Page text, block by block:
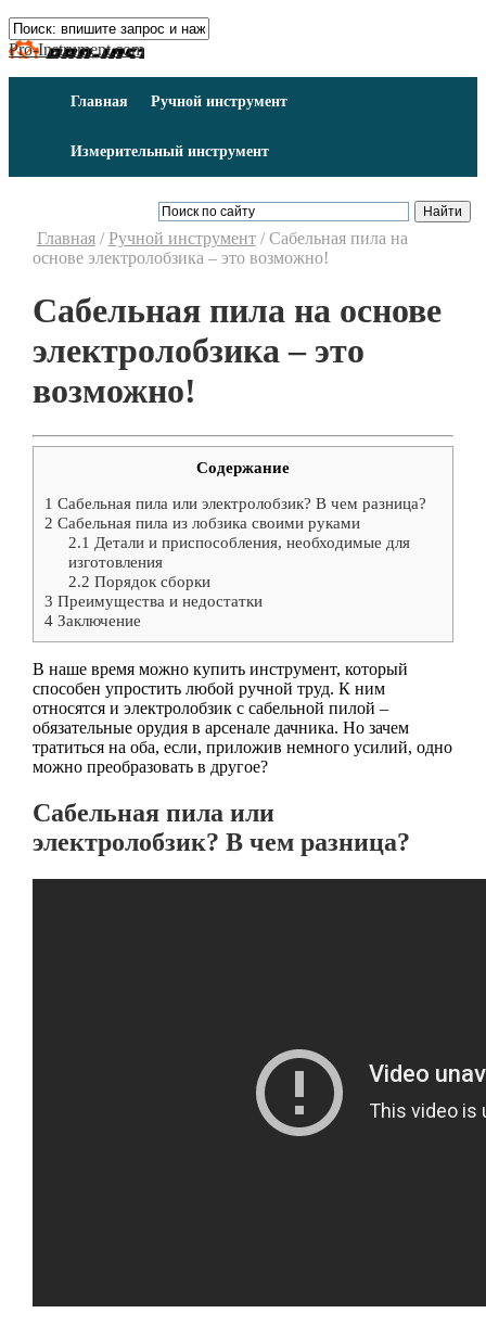
Pro-Instrument.com
Главная Ручной инструмент
Измерительный инструмент
Главная/Ручной инструмент/Сабельная пила на
основе электролобзика – это возможно!
Сабельная пила на основе
электролобзика – это
возможно!
Содержание
1 Сабельная пила или электролобзик? В чем разница?
2 Сабельная пила из лобзика своими руками
2.1 Детали и приспособления, необходимые для
изготовления
2.2 Порядок сборки
3 Преимущества и недостатки
4Заключение
В наше время можно купить инструмент, который
способен упростить любой ручной труд. К ним
относятся и электролобзик с сабельной пилой –
обязательные орудия в арсенале дачника. Но зачем
тратиться на оба, если, приложив немного усилий, одно
можно преобразовать в другое?
Сабельная пила или
электролобзик? В чем разница?